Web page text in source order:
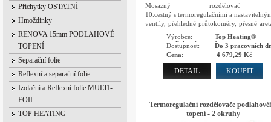
Příchytky OSTATNÍ
Hmoždinky
RENOVA 15mm PODLAHOVÉ
TOPENÍ
Separační folie
Reflexní a separační folie
Izolační a Reflexní folie MULTI-
FOIL
TOP HEATING
Mosazný
10.cestný s termoregulačními a
ventily, přehledné průtokoměry, přesné
vypouštěcí ventily
Výrobce:
Top Heating®
podlahové topení
Dostupnost:
Do 3 pracovních
Cena:
4 679,29 Kč
KOUPIT
DETAIL
Termoregulační rozdělovače
topení - 2 okruhy